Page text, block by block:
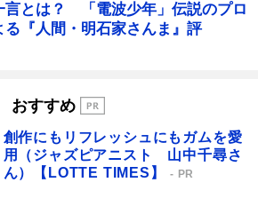
言とは？ 「電波少年」伝説のプロ
る『人間・明石家さんま』評
おすすめ
創作にもリフレッシュにもガムを愛
用（ジャズピアニスト 山中千尋さ
ん）【LOTTE TIMES】
PR